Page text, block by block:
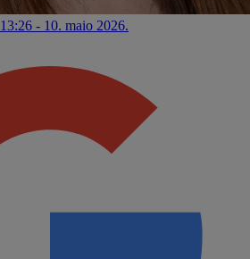
13:26 - 10. maio 2026.